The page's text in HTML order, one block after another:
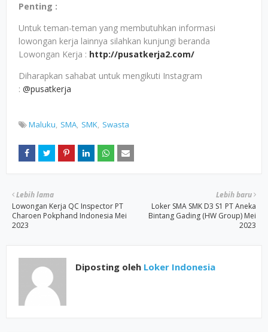
Penting :
Untuk teman-teman yang membutuhkan informasi
lowongan kerja lainnya silahkan kunjungi beranda
Lowongan Kerja : http://pusatkerja2.com/
Diharapkan sahabat untuk mengikuti Instagram
: @pusatkerja
Maluku SMA SMK Swasta
Lebih baru
Loker SMA SMK D3 S1 PT Aneka
Bintang Gading (HW Group) Mei
2023
Lebih lama
Lowongan Kerja QC Inspector PT
Charoen Pokphand Indonesia Mei
2023
Diposting oleh Loker Indonesia